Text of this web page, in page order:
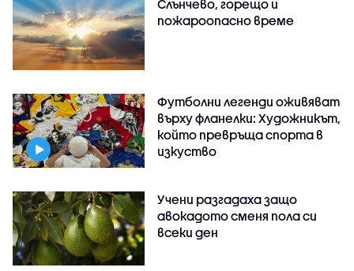
Слънчево, горещо и
пожароопасно време
Футболни легенди оживяват
върху фланелки: Художникът,
който превръща спорта в
изкуство
Учени разгадаха защо
авокадото сменя пола си
всеки ден